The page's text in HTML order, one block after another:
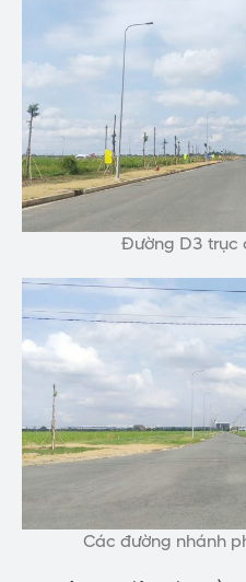
Đường D3 trục
Các đường nhánh